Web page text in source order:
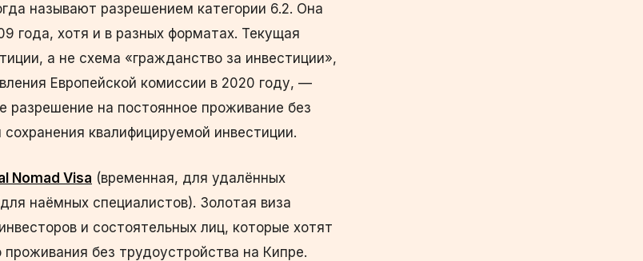
называют разрешением категории 6.2. Она
года, хотя и в разных форматах. Текущая
а не схема «гражданство за инвестиции»,
Европейской комиссии в 2020 году, —
разрешение на постоянное проживание без
квалифицируемой инвестиции.
Nomad Visa (временная, для удалённых
наёмных специалистов). Золотая виза
и состоятельных лиц, которые хотят
проживания без трудоустройства на Кипре.